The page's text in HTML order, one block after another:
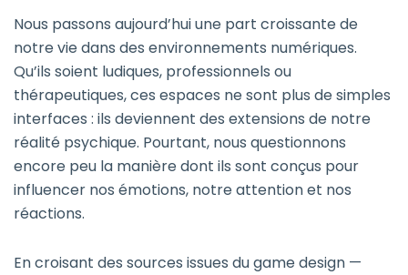
Nous passons aujourd’hui une part croissante de
notre vie dans des environnements numériques.
Qu’ils soient ludiques, professionnels ou
thérapeutiques, ces espaces ne sont plus de simples
interfaces : ils deviennent des extensions de notre
réalité psychique. Pourtant, nous questionnons
encore peu la manière dont ils sont conçus pour
influencer nos émotions, notre attention et nos
réactions.
En croisant des sources issues du game design —